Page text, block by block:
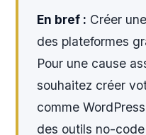
En bref : Créer
des plateformes
Pour une cause
souhaitez créer
comme
des outils no-